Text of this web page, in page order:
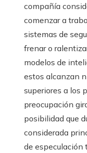
compañía
comenzar a
sistemas de
frenar o
modelos de
estos alcanzan
superiores a los
preocupación
posibilidad que
considerada
de especulación